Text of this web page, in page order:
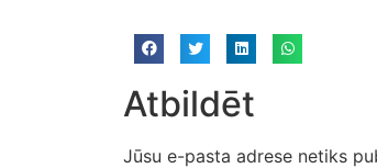
Atbildēt
Jūsu e-pasta adrese netiks